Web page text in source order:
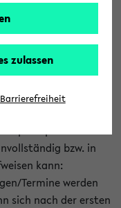
und nicht
kann nur
von den Lehrenden
diese Änderungen
bzw. in
kann:
Termine werden
sich nach der ersten
zulassen
Barrierefreiheit